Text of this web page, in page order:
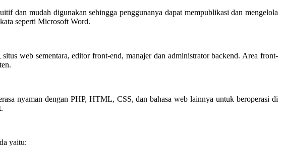
dan mudah digunakan sehingga penggunanya dapat mempublikasi dan mengelola
seperti Microsoft Word.
web sementara, editor front-end, manajer dan administrator backend. Area front-
nyaman dengan PHP, HTML, CSS, dan bahasa web lainnya untuk beroperasi di
yaitu: